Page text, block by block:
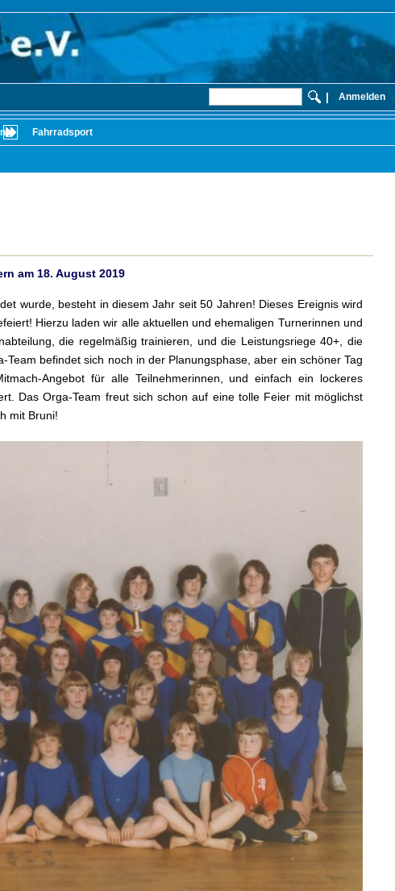
| Anmelden
Fahrradsport
am 18. August 2019
wurde, besteht in diesem Jahr seit 50 Jahren! Dieses Ereignis wird
Hierzu laden wir alle aktuellen und ehemaligen Turnerinnen und
die regelmäßig trainieren, und die Leistungsriege 40+, die
befindet sich noch in der Planungsphase, aber ein schöner Tag
Angebot für alle Teilnehmerinnen, und einfach ein lockeres
Das Orga-Team freut sich schon auf eine tolle Feier mit möglichst
mit Bruni!